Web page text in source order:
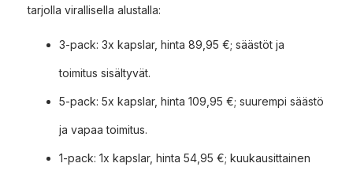
tarjolla virallisella alustalla:
3-pack: 3x kapslar, hinta 89,95 €; säästöt ja
toimitus sisältyvät.
5-pack: 5x kapslar, hinta 109,95 €; suurempi säästö
ja vapaa toimitus.
1-pack: 1x kapslar, hinta 54,95 €; kuukausittainen